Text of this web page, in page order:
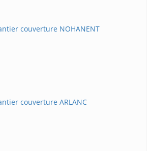
couverture NOHANENT
couverture ARLANC